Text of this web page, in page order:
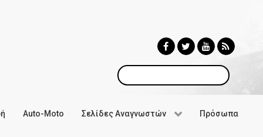
Αναζήτηση
Auto-Moto Σελίδες Αναγνωστών Πρόσωπα